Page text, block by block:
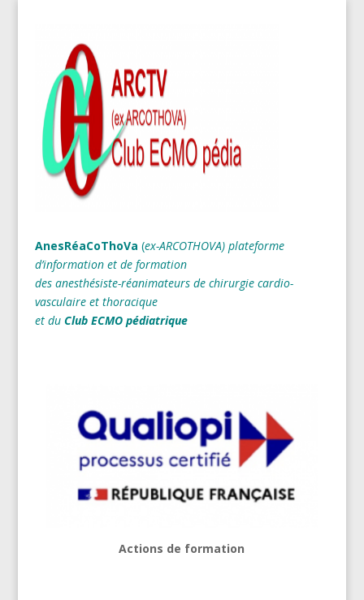
AnesRéaCoThoVa (ex-ARCOTHOVA) plateforme
d’information et de formation
des anesthésiste-réanimateurs de chirurgie cardio-
vasculaire et thoracique
et du Club ECMO pédiatrique
Actions de formation